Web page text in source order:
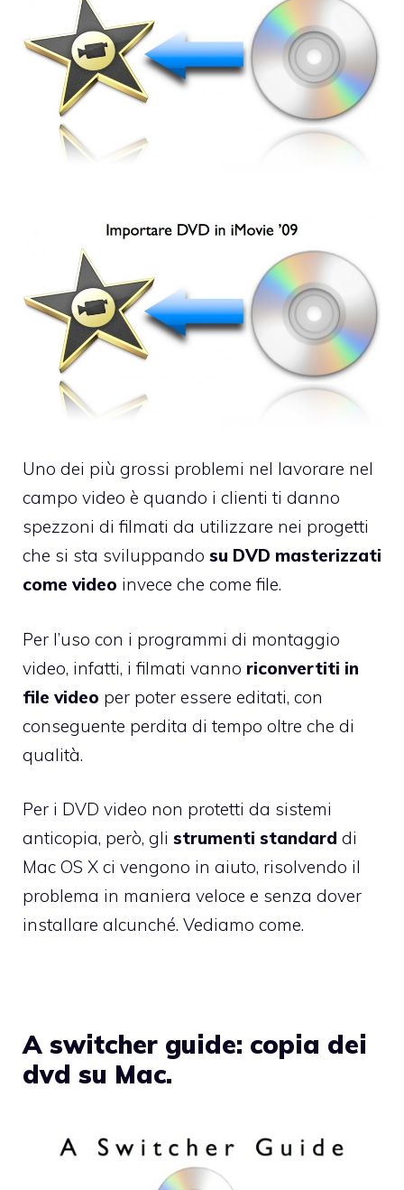
Uno dei più grossi problemi nel lavorare nel
campo video è quando i clienti ti danno
spezzoni di filmati da utilizzare nei progetti
che si sta sviluppando su DVD masterizzati
come video invece che come file.
Per l’uso con i programmi di montaggio
video, infatti, i filmati vanno riconvertiti in
file video per poter essere editati, con
conseguente perdita di tempo oltre che di
qualità.
Per i DVD video non protetti da sistemi
anticopia, però, gli strumenti standard di
Mac OS X ci vengono in aiuto, risolvendo il
problema in maniera veloce e senza dover
installare alcunché. Vediamo come.
A switcher guide: copia dei
dvd su Mac.